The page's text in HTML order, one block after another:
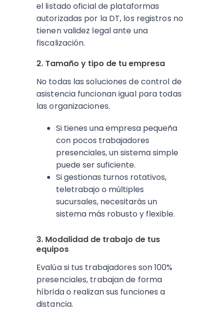
el listado oficial de plataformas
autorizadas por la DT, los registros no
tienen validez legal ante una
fiscalización.
2. Tamaño y tipo de tu empresa
No todas las soluciones de control de
asistencia funcionan igual para todas
las organizaciones.
Si tienes una empresa pequeña
con pocos trabajadores
presenciales, un sistema simple
puede ser suficiente.
Si gestionas turnos rotativos,
teletrabajo o múltiples
sucursales, necesitarás un
sistema más robusto y flexible.
3. Modalidad de trabajo de tus
equipos
Evalúa si tus trabajadores son 100%
presenciales, trabajan de forma
híbrida o realizan sus funciones a
distancia.